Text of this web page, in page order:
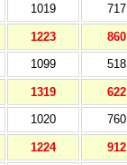
1019 717
1223 860
1099 518
1319 622
1020 760
1224 912